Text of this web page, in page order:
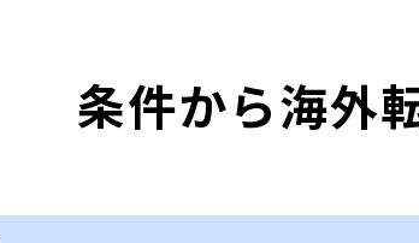
条件から海外